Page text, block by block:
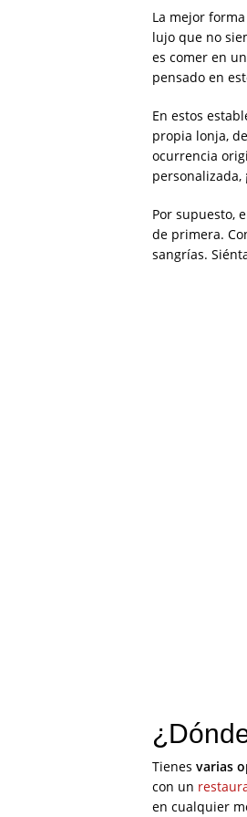
La mejor
lujo que no
es comer en
pensado en
En estos
propia lonja,
ocurrencia
personalizada,
Por supuesto,
de primera.
sangrías.
Tienes varias
con un
en cualquier